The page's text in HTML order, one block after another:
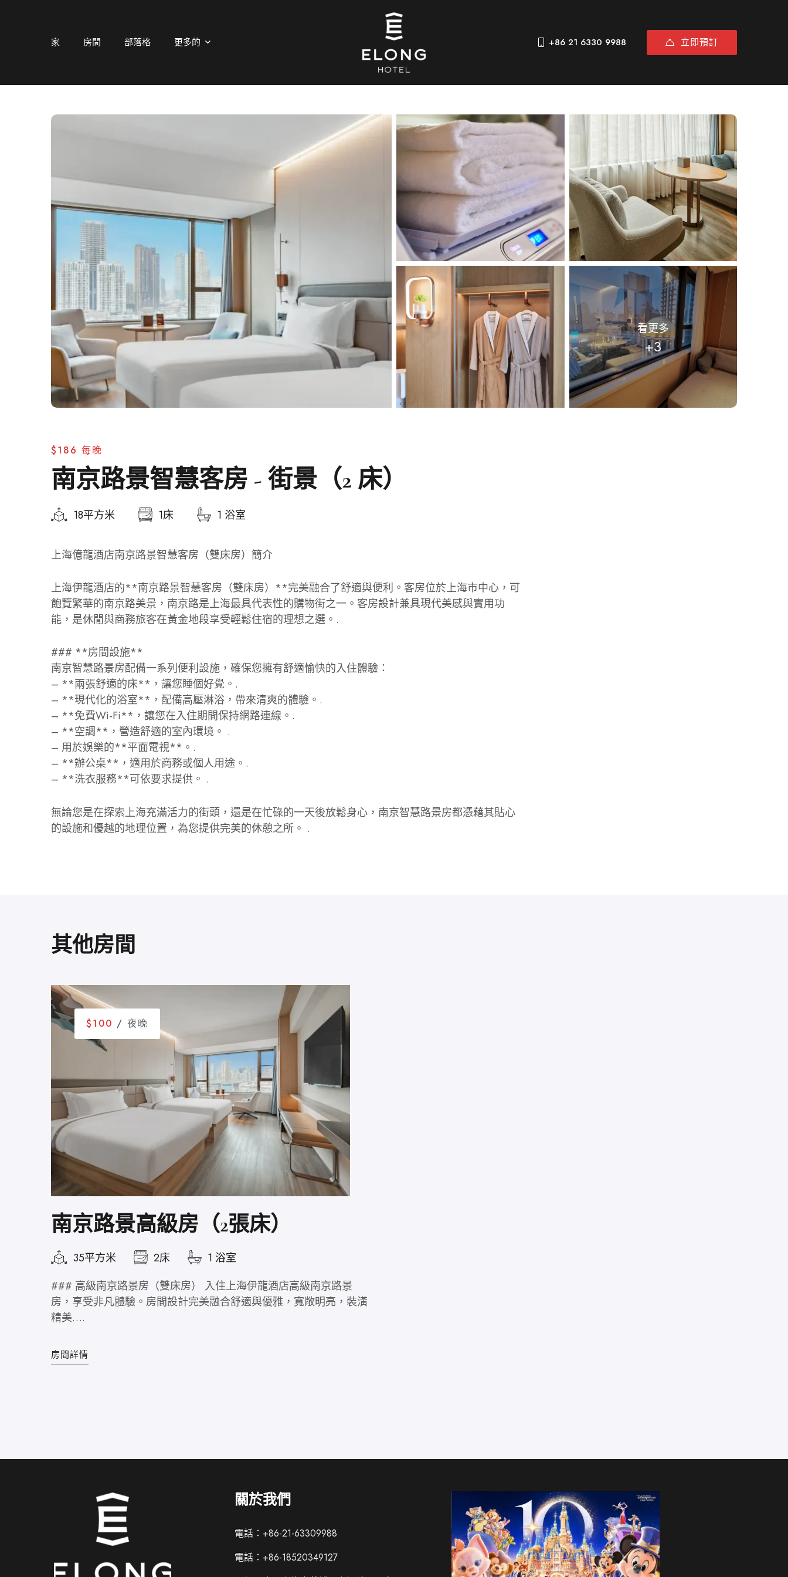
家 房間 部落格 更多的 +86 21 6330 9988 立即預訂
看更多
+3
$186 每晚
南京路景智慧客房 - 街景（2 床）
18平方米 1床 1 浴室
上海億龍酒店南京路景智慧客房（雙床房）簡介
上海伊龍酒店的**南京路景智慧客房（雙床房）**完美融合了舒適與便利。客房位於上海市中心，可
飽覽繁華的南京路美景，南京路是上海最具代表性的購物街之一。客房設計兼具現代美感與實用功
能，是休閒與商務旅客在黃金地段享受輕鬆住宿的理想之選。.
### **房間設施**
南京智慧路景房配備一系列便利設施，確保您擁有舒適愉快的入住體驗：
– **兩張舒適的床**，讓您睡個好覺。.
– **現代化的浴室**，配備高壓淋浴，帶來清爽的體驗。.
– **免費Wi-Fi**，讓您在入住期間保持網路連線。.
– **空調**，營造舒適的室內環境。 .
– 用於娛樂的**平面電視**。.
– **辦公桌**，適用於商務或個人用途。.
– **洗衣服務**可依要求提供。 .
無論您是在探索上海充滿活力的街頭，還是在忙碌的一天後放鬆身心，南京智慧路景房都憑藉其貼心
的設施和優越的地理位置，為您提供完美的休憩之所。 .
其他房間
$100 / 夜晚
南京路景高級房（2張床）
35平方米 2床
1 浴室
### 高級南京路景房（雙床房） 入住上海伊龍酒店高級南京路景
房，享受非凡體驗。房間設計完美融合舒適與優雅，寬敞明亮，裝潢
精美….
房間詳情
關於我們
電話：+86-21-63309988
電話：+86-18520349127
French
Italian